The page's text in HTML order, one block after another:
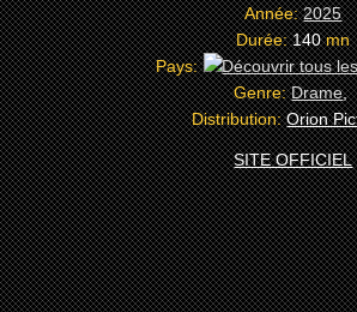
Année:2025
Durée:140mn
Pays:
Genre:Drame,
Distribution:Orion
SITE OFFICIEL